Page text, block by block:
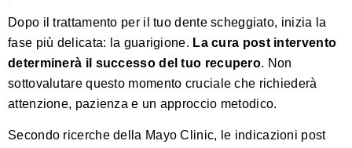
Dopo il trattamento per il tuo dente scheggiato, inizia la
fase più delicata: la guarigione. La cura post intervento
determinerà il successo del tuo recupero. Non
sottovalutare questo momento cruciale che richiederà
attenzione, pazienza e un approccio metodico.
Secondo ricerche della Mayo Clinic, le indicazioni post